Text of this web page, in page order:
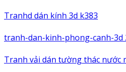
Tranhd dán kính 3d k383
tranh-dan-kinh-phong-canh-3d
Tranh vải dán tường thác nước